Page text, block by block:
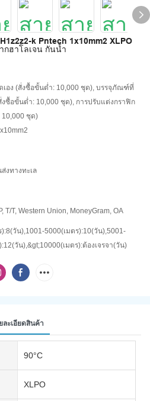
k Pntech 1x10mm2 XLPO
กฮาโลเจน กันน้ำ
เอง (สั่งซื้อขั้นต่ำ: 10,000 ชุด), บรรจุภัณฑ์ที่
งซื้อขั้นต่ำ: 10,000 ชุด), การปรับแต่งกราฟิก
ชุด)
งทางทะเล
T/T, Western Union, MoneyGram, OA
):8(วัน),1001-5000(เมตร):10(วัน),5001-
วัน),&gt;10000(เมตร):ต้องเจรจา(วัน)
ละเอียดสินค้า
90°C
XLPO